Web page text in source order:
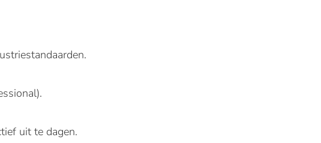
uit te dagen.